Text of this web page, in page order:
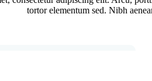
tortor elementum sed. Nibh